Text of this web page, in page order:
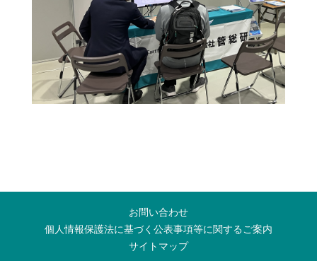
お問い合わせ
個人情報保護法に基づく公表事項等に関するご案内
サイトマップ